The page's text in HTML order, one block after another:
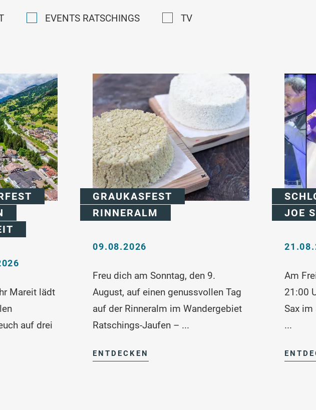
EVENTS RATSCHINGS
TV
D
Mareit lädt
auf drei
GRAUKASFEST
RINNERALM
09.08.2026
Freu dich am Sonntag, den 9.
August, auf einen genussvollen Tag
auf der Rinneralm im Wandergebiet
Ratschings-Jaufen – ...
ENTDECKEN
JOE
Am
21:00
Sax im
...